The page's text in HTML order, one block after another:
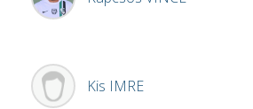
Kis IMRE